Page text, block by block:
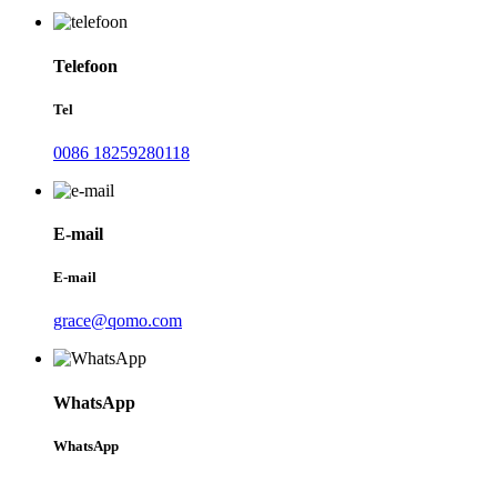
Telefoon
Tel
0086 18259280118
E-mail
E-mail
grace@qomo.com
WhatsApp
WhatsApp